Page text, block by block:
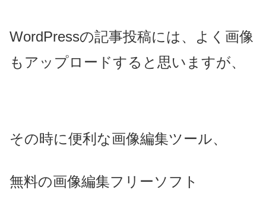
WordPressの記事投稿には、よく画像
もアップロードすると思いますが、
その時に便利な画像編集ツール、
無料の画像編集フリーソフト